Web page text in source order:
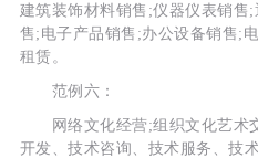
建筑装饰材料销售;仪器仪表销售
售;电子产品销售;办公设备销售;
租赁。
范例六：
网络文化经营;组织文化艺术
开发、技术咨询、技术服务、技